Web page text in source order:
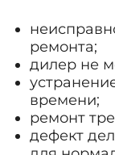
ремонта;
дилер не
времени;
ремонт
дефект